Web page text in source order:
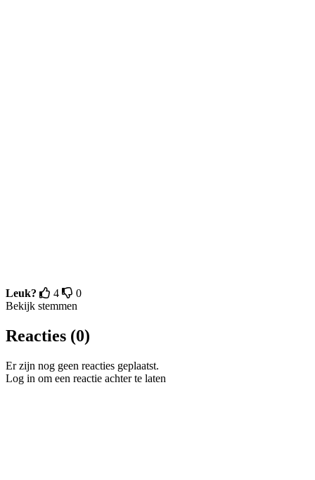
Leuk? 4
0
Bekijk stemmen
Reacties (0)
Er zijn nog geen reacties geplaatst.
Log in om een reactie achter te laten